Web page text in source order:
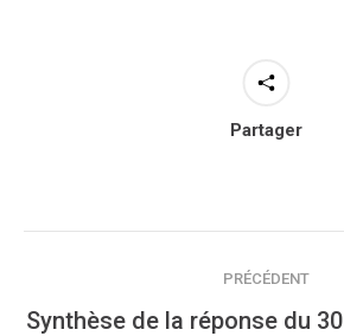
Partager
articles
PRÉCÉDENT
Synthèse de la réponse du